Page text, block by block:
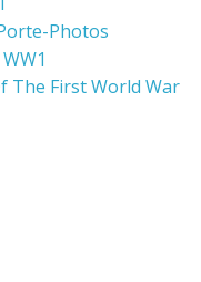
Photos
The First World War